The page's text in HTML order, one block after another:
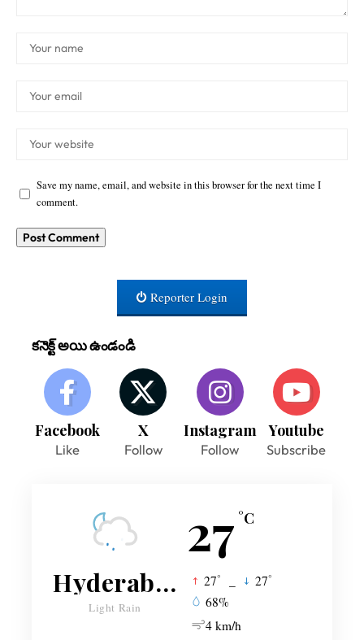
Save my name, email, and website in this browser for the next time I
comment.
Reporter Login
కనెక్ట్ అయి ఉండండి
Facebook
Like
X
Follow
Instagram
Follow
Youtube
Subscribe
27 °C
Hyderabad
Light Rain
27° 27°
68%
4 km/h